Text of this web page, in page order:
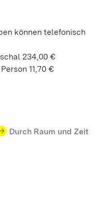
können telefonisch
234,00 €
11,70 €
Durch Raum und Zeit